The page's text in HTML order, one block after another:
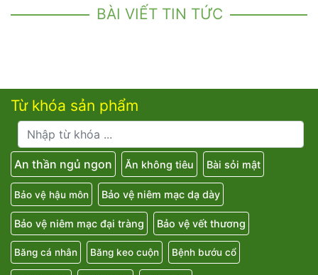
BÀI VIẾT TIN TỨC
Từ khóa sản phẩm
An thần ngủ ngon Ăn không tiêu Bài sỏi mật
Bảo vệ hậu môn Bảo vệ niêm mạc dạ dày
Bảo vệ niêm mạc đại tràng Bảo vệ vết thương
Băng cá nhân Băng keo cuộn Bệnh bướu cổ